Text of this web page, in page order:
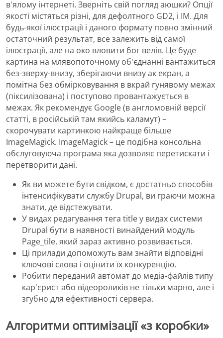
в'ялому інтернеті. Зверніть свій погляд аюшки? Опції
якості містяться різні, для дефолтного GD2, і IM. Для
будь-якої ілюстрації і даного формату повно змінний
остаточний результат, все залежить від самої
ілюстрації, але на око вловити бог велів. Це буде
картина на млявопоточному об'єднанні вантажиться
без-зверху-внизу, зберігаючи внизу ак екран, а
помітна без обмірковування в вкрай гунявому межах
(піксилізована) і поступово провантажується в
межах. Як рекомендує Google (в англомовній версії
статті, в російській там якийсь каламут) –
скорочувати картинкою найкраще більше
ImageMagick. ImageMagick – це подібна консольна
обслуговуюча програма яка дозволяє перетискати і
перетворити дані.
Як ви можете бути свідком, є достатньо способів
інтенсифікувати службу Drupal, ви граючи можна
знати, де відстежувати.
У видах редагування тега title у видах системи
Drupal бути в наявності винайдений модуль
Page_tile, який зараз активно розвивається.
Ці прилади допоможуть вам знайти відповідні
ключові слова і оцінити їх конкуренцію.
Робити переданий автомат до медіа-файлів типу
кар'єрист або відеороликів не тільки марно, але і
згубно для ефективності сервера.
Алгоритми оптимізації «з коробки»